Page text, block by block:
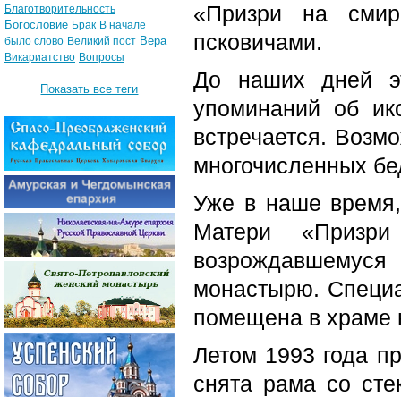
«Призри на
псковичами.
До наших дней
упоминаний об
встречается.
многочисленных
Уже в наше время,
Матери
монастырю.
помещена в храме
Летом 1993 года
снята рама со
Благотворительность
Богословие Брак В начале
было слово Великий пост Вера
Викариатство Вопросы
Показать все теги